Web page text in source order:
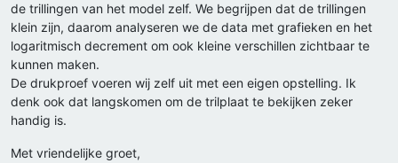
de trillingen van het model zelf. We begrijpen dat de trillingen
klein zijn, daarom analyseren we de data met grafieken en het
logaritmisch decrement om ook kleine verschillen zichtbaar te
kunnen maken.
De drukproef voeren wij zelf uit met een eigen opstelling. Ik
denk ook dat langskomen om de trilplaat te bekijken zeker
handig is.
Met vriendelijke groet,